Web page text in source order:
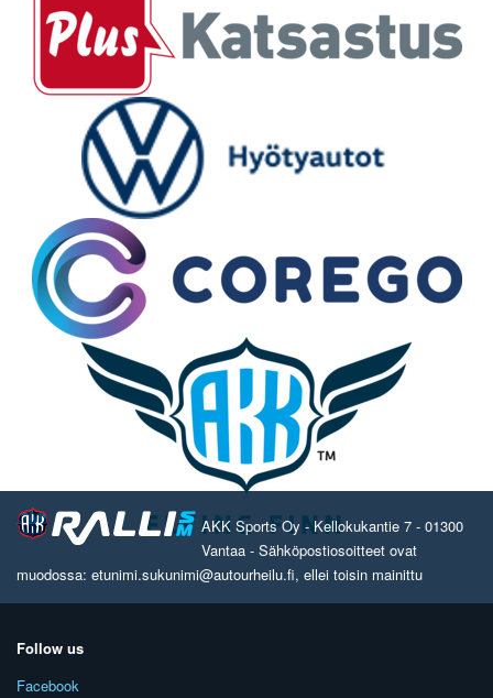
AKK Sports Oy - Kellokukantie 7 - 01300
Vantaa - Sähköpostiosoitteet ovat
muodossa: etunimi.sukunimi@autourheilu.fi, ellei toisin mainittu
Follow us
Facebook